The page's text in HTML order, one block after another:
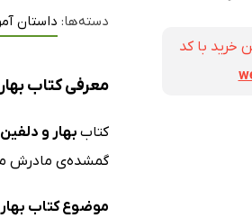
دسته‌ها: داستان
معرفی کتاب
کتاب بهار و
گمشده‌ی مادرش
موضوع کتاب